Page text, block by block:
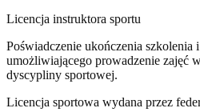
Licencja instruktora sportu
Poświadczenie ukończenia szkolenia
umożliwiającego prowadzenie zajęć
dyscypliny sportowej.
Licencja sportowa wydana przez